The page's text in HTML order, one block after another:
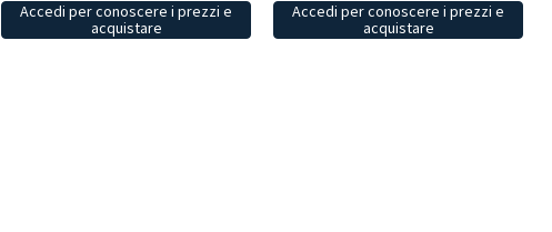
Accedi per conoscere i prezzi e
acquistare
Accedi per conoscere i prezzi e
acquistare